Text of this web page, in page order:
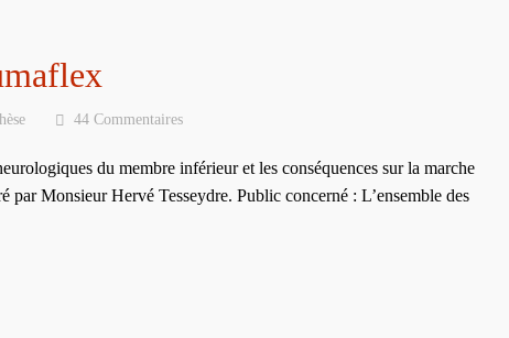
44 Commentaires
du membre inférieur et les conséquences sur la marche
par Monsieur Hervé Tesseydre. Public concerné : L’ensemble des